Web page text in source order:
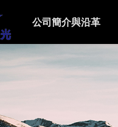
公司簡介與沿革